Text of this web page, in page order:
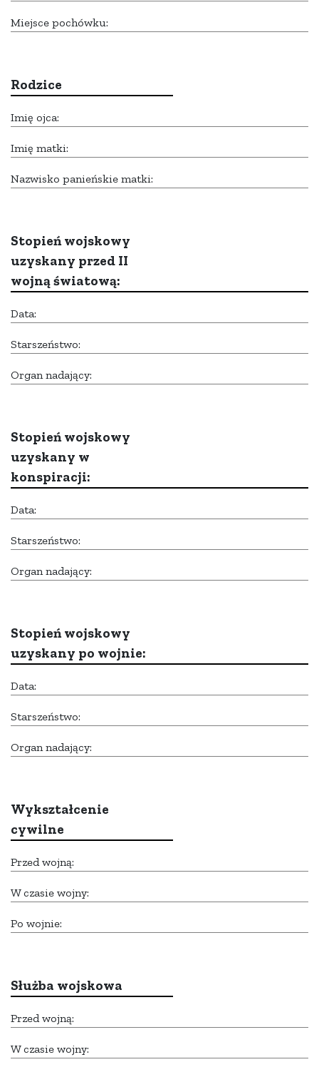
Miejsce pochówku:
Rodzice
Imię ojca:
Imię matki:
Nazwisko panieńskie matki:
Stopień wojskowy
uzyskany przed II
wojną światową:
Data:
Starszeństwo:
Organ nadający:
Stopień wojskowy
uzyskany w
konspiracji:
Data:
Starszeństwo:
Organ nadający:
Stopień wojskowy
uzyskany po wojnie:
Data:
Starszeństwo:
Organ nadający:
Wykształcenie
cywilne
Przed wojną:
W czasie wojny:
Po wojnie:
Służba wojskowa
Przed wojną:
W czasie wojny: